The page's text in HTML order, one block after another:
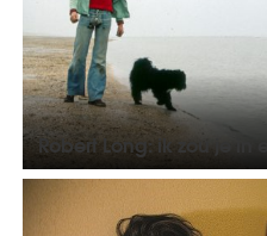
Robert Long: ik zou je in